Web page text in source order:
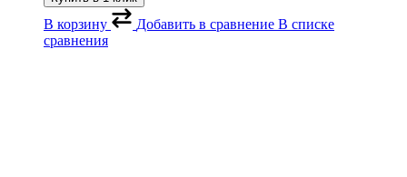
В корзину Добавить в сравнение В списке
сравнения